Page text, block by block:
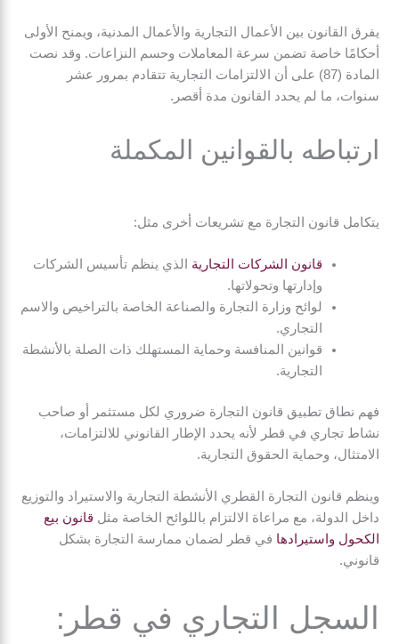
يفرق القانون بين الأعمال التجارية والأعمال المدنية، ويمنح الأولى
أحكامًا خاصة تضمن سرعة المعاملات وحسم النزاعات. وقد نصت
المادة (87) على أن الالتزامات التجارية تتقادم بمرور عشر
سنوات، ما لم يحدد القانون مدة أقصر.
ارتباطه بالقوانين المكملة
يتكامل قانون التجارة مع تشريعات أخرى مثل:
قانون الشركات التجارية الذي ينظم تأسيس الشركات
وإدارتها وتحولاتها.
لوائح وزارة التجارة والصناعة الخاصة بالتراخيص والاسم
التجاري.
قوانين المنافسة وحماية المستهلك ذات الصلة بالأنشطة
التجارية.
فهم نطاق تطبيق قانون التجارة ضروري لكل مستثمر أو صاحب
نشاط تجاري في قطر لأنه يحدد الإطار القانوني للالتزامات،
الامتثال، وحماية الحقوق التجارية.
وينظم قانون التجارة القطري الأنشطة التجارية والاستيراد والتوزيع
داخل الدولة، مع مراعاة الالتزام باللوائح الخاصة مثل قانون بيع
الكحول واستيرادها في قطر لضمان ممارسة التجارة بشكل
قانوني.
السجل التجاري في قطر: